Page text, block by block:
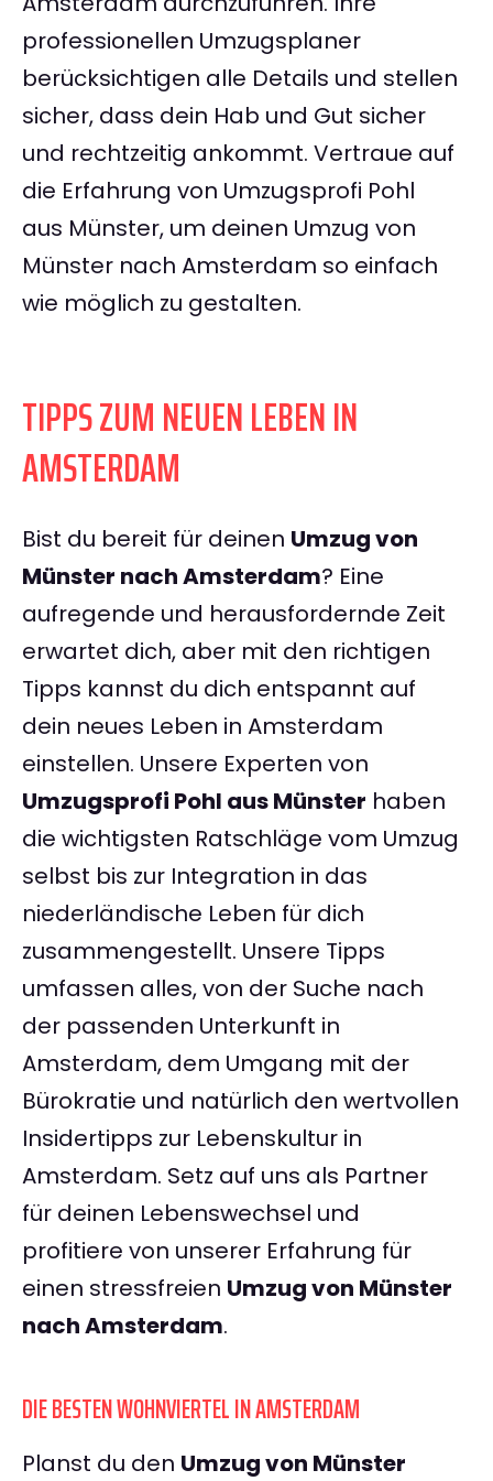
professionellen Umzugsplaner
berücksichtigen alle Details und stellen
sicher, dass dein Hab und Gut sicher
und rechtzeitig ankommt. Vertraue auf
die Erfahrung von Umzugsprofi Pohl
aus Münster, um deinen Umzug von
Münster nach Amsterdam so einfach
wie möglich zu gestalten.
TIPPS ZUM NEUEN LEBEN IN
AMSTERDAM
Bist du bereit für deinen Umzug von
Münster nach Amsterdam? Eine
aufregende und herausfordernde Zeit
erwartet dich, aber mit den richtigen
Tipps kannst du dich entspannt auf
dein neues Leben in Amsterdam
einstellen. Unsere Experten von
Umzugsprofi Pohl aus Münster haben
die wichtigsten Ratschläge vom Umzug
selbst bis zur Integration in das
niederländische Leben für dich
zusammengestellt. Unsere Tipps
umfassen alles, von der Suche nach
der passenden Unterkunft in
Amsterdam, dem Umgang mit der
Bürokratie und natürlich den wertvollen
Insidertipps zur Lebenskultur in
Amsterdam. Setz auf uns als Partner
für deinen Lebenswechsel und
profitiere von unserer Erfahrung für
einen stressfreien Umzug von Münster
nach Amsterdam.
DIE BESTEN WOHNVIERTEL IN AMSTERDAM
Planst du den Umzug von Münster